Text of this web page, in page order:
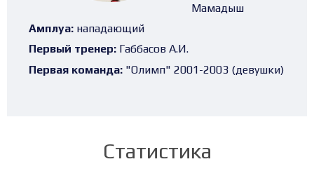
Мамадыш
Амплуа: нападающий
Первый тренер: Габбасов А.И.
Первая команда: "Олимп" 2001-2003 (девушки)
Статистика